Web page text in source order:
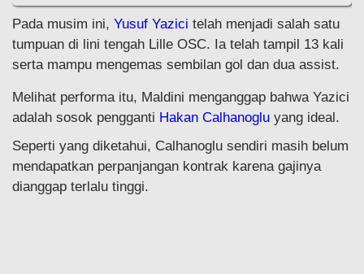
Pada musim ini, Yusuf Yazici telah menjadi salah satu
tumpuan di lini tengah Lille OSC. Ia telah tampil 13 kali
serta mampu mengemas sembilan gol dan dua assist.
Melihat performa itu, Maldini menganggap bahwa Yazici
adalah sosok pengganti Hakan Calhanoglu yang ideal.
Seperti yang diketahui, Calhanoglu sendiri masih belum
mendapatkan perpanjangan kontrak karena gajinya
dianggap terlalu tinggi.